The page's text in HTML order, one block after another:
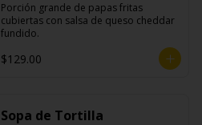
Porción grande de papas fritas
cubiertas con salsa de queso cheddar
fundido.
$129.00
Sopa de Tortilla